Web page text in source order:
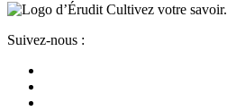
Cultivez votre savoir.
Suivez-nous :